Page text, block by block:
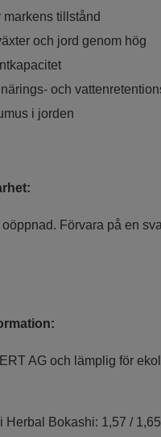
markens tillstånd
och jord genom hög
och
i jorden
Förvara på en
AG och lämplig för
Herbal Bokashi: 1,57 /